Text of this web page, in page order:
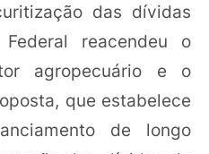
das dívidas
reacendeu o
agropecuário e o
que estabelece
de longo